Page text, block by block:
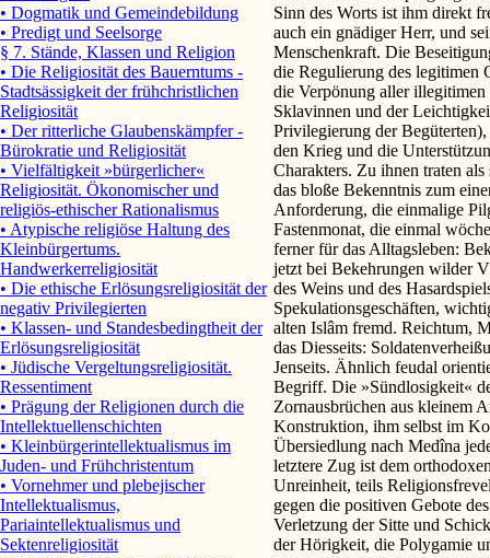
Sinn des Worts ist ihm direkt
auch ein gnädiger Herr, und
Menschenkraft. Die
die Regulierung des legitimen
die Verpönung aller
Sklavinnen und der
Privilegierung der
den Krieg und die
Charakters. Zu ihnen traten
das bloße Bekenntnis zum
Anforderung, die einmalige
Fastenmonat, die einmal
ferner für das Alltagsleben:
jetzt bei Bekehrungen wilder
des Weins und des
Spekulationsgeschäften,
alten Islâm fremd. Reichtum,
das Diesseits:
Jenseits. Ähnlich feudal
Begriff. Die »Sündlosigkeit«
Zornausbrüchen aus kleinem
Konstruktion, ihm selbst im
Übersiedlung nach Medîna
letztere Zug ist dem
Unreinheit, teils
gegen die positiven Gebote
Verletzung der Sitte und
der Hörigkeit, die Polygamie
• Dogmatik und Gemeindebildung
• Predigt und Seelsorge
§ 7. Stände, Klassen und Religion
• Die Religiosität des Bauerntums -
Stadtsässigkeit der frühchristlichen
Religiosität
• Der ritterliche Glaubenskämpfer -
Bürokratie und Religiosität
• Vielfältigkeit »bürgerlicher«
Religiosität. Ökonomischer und
religiös-ethischer Rationalismus
• Atypische religiöse Haltung des
Kleinbürgertums.
Handwerkerreligiosität
• Die ethische Erlösungsreligiosität der
negativ Privilegierten
• Klassen- und Standesbedingtheit der
Erlösungsreligiosität
• Jüdische Vergeltungsreligiosität.
Ressentiment
• Prägung der Religionen durch die
Intellektuellenschichten
• Kleinbürgerintellektualismus im
Juden- und Frühchristentum
• Vornehmer und plebejischer
Intellektualismus,
Pariaintellektualismus und
Sektenreligiosität